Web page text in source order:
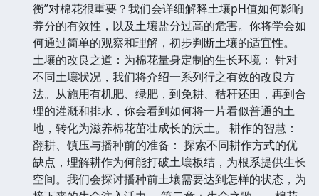
衡”对棉花很重要？我们会详细解释土壤pH值如何影响
养分的有效性，以及土壤盐分过高的危害。你将学会如
何通过简单的观察和理解，初步判断土壤的适宜性。
土壤的改良之道：为棉花量身定制的生长环境： 针对
不同土壤状况，我们将介绍一系列行之有效的改良方
法。从施用有机肥、绿肥，到免耕、秸秆还田，再到合
理的灌溉和排水，你会看到如何将一片看似普通的土
地，转化为滋养棉花茁壮成长的沃土。 耕作的智慧：
翻耕、镇压与播种前的准备： 探索不同耕作方式的优
缺点，理解耕作为何能打破土壤板结，为根系提供生长
空间。我们会探讨播种前土壤需要达到怎样的状态，为